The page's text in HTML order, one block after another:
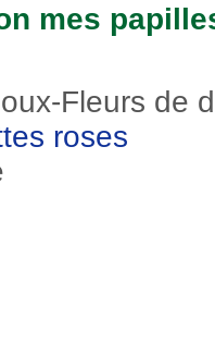
mes
Fleurs de
roses